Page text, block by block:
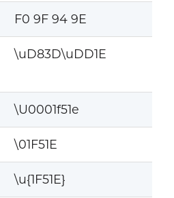
F0 9F 94 9E
\uD83D\uDD1E
\U0001f51e
\01F51E
\u{1F51E}